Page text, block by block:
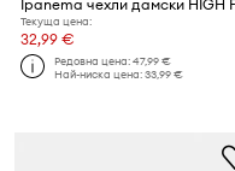
Текуща цена:
32,99 €
Редовна цена:47,99 €
Най-ниска цена:33,99 €